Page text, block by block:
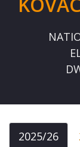
2025/26